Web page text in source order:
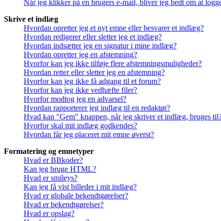
Når jeg klikker på en brugers e-mail, bliver jeg bedt om at
Skrive et indlæg
Hvordan opretter jeg et nyt emne eller besvarer et indlæg?
Hvordan redigerer eller sletter jeg et indlæg?
Hvordan indsætter jeg en signatur i mine indlæg?
Hvordan opretter jeg en afstemning?
Hvorfor kan jeg ikke tilføje flere afstemningsmuligheder?
Hvordan retter eller sletter jeg en afstemning?
Hvorfor kan jeg ikke få adgang til et forum?
Hvorfor kan jeg ikke vedhæfte filer?
Hvorfor modtog jeg en advarsel?
Hvordan rapporterer jeg indlæg til en redaktør?
Hvad kan "Gem" knappen, når jeg skriver et indlæg, bruges
Hvorfor skal mit indlæg godkendes?
Hvordan får jeg placeret mit emne øverst?
Formatering og emnetyper
Hvad er BBkoder?
Kan jeg bruge HTML?
Hvad er smileys?
Kan jeg få vist billeder i mit indlæg?
Hvad er globale bekendtgørelser?
Hvad er bekendtgørelser?
Hvad er opslag?